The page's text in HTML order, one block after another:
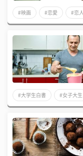
#映画 #恋愛 #恋人
#大学生白書 #女子大生